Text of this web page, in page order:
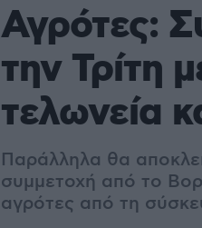
Αγρότες:
την Τρίτη
τελωνεία
Παράλληλα θα
συμμετοχή από το
αγρότες από τη